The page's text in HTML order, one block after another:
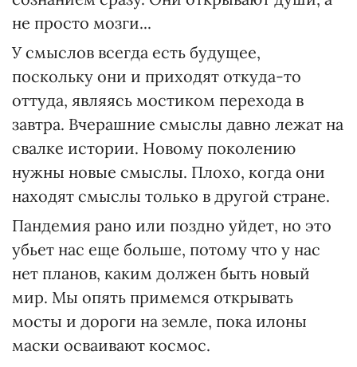
не просто мозги...
У смыслов всегда есть будущее,
поскольку они и приходят откуда-то
оттуда, являясь мостиком перехода в
завтра. Вчерашние смыслы давно лежат на
свалке истории. Новому поколению
нужны новые смыслы. Плохо, когда они
находят смыслы только в другой стране.
Пандемия рано или поздно уйдет, но это
убьет нас еще больше, потому что у нас
нет планов, каким должен быть новый
мир. Мы опять примемся открывать
мосты и дороги на земле, пока илоны
маски осваивают космос.